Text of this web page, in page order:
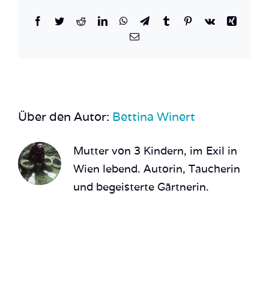
Facebook
TwitterRedditLinkedInWhatsApp
TelegramTumblrPinterest
Vk
Xing
E-
Über den Autor: Bettina Winert
Mutter von 3 Kindern, im Exil in
Wien lebend. Autorin, Taucherin
und begeisterte Gärtnerin.